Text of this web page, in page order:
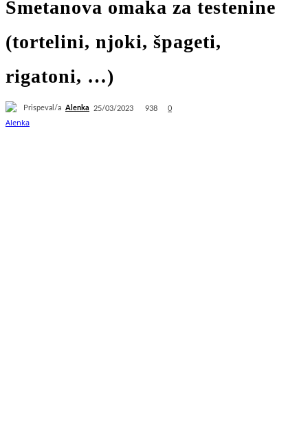
Smetanova omaka za testenine
(tortelini, njoki, špageti,
rigatoni, …)
Prispeval/a Alenka 25/03/2023 938 0